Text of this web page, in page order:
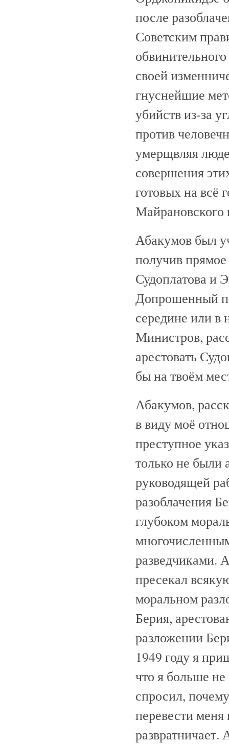
после
Советским
своей
гнуснейшие
убийств из-за
против
умерщвляя
совершения
готовых на всё
Майрановского
Абакумов был
получив
Судоплатова и
Допрошенный
середине или в
Министров,
арестовать
бы на твоём
Абакумов,
в виду моё
преступное
только не были
руководящей
разоблачения
глубоком
разведчиками.
пресекал
моральном
Берия,
разложении
1949 году я
что я больше
спросил,
перевести меня